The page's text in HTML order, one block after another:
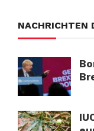
NACHRICHTEN